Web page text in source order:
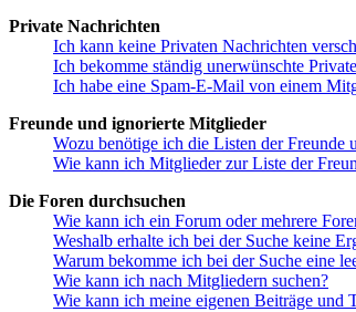
Private Nachrichten
Ich kann keine Privaten Nachrichten
Ich bekomme ständig unerwünschte
Ich habe eine Spam-E-Mail von einem
Freunde und ignorierte Mitglieder
Wozu benötige ich die Listen der Freunde
Wie kann ich Mitglieder zur Liste der
Die Foren durchsuchen
Wie kann ich ein Forum oder mehrere
Weshalb erhalte ich bei der Suche keine
Warum bekomme ich bei der Suche eine
Wie kann ich nach Mitgliedern suchen?
Wie kann ich meine eigenen Beiträge und